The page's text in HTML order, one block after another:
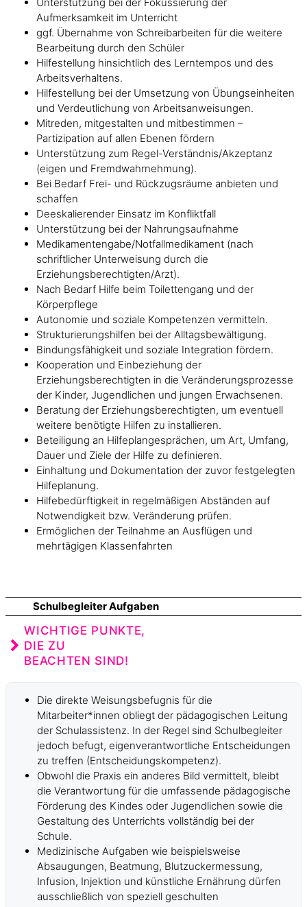
Aufmerksamkeit im Unterricht
ggf. Übernahme von Schreibarbeiten für die weitere
Bearbeitung durch den Schüler
Hilfestellung hinsichtlich des Lerntempos und des
Arbeitsverhaltens.
Hilfestellung bei der Umsetzung von Übungseinheiten
und Verdeutlichung von Arbeitsanweisungen.
Mitreden, mitgestalten und mitbestimmen –
Partizipation auf allen Ebenen fördern
Unterstützung zum Regel-Verständnis/Akzeptanz
(eigen und Fremdwahrnehmung).
Bei Bedarf Frei- und Rückzugsräume anbieten und
schaffen
Deeskalierender Einsatz im Konfliktfall
Unterstützung bei der Nahrungsaufnahme
Medikamentengabe/Notfallmedikament (nach
schriftlicher Unterweisung durch die
Erziehungsberechtigten/Arzt).
Nach Bedarf Hilfe beim Toilettengang und der
Körperpflege
Autonomie und soziale Kompetenzen vermitteln.
Strukturierungshilfen bei der Alltagsbewältigung.
Bindungsfähigkeit und soziale Integration fördern.
Kooperation und Einbeziehung der
Erziehungsberechtigten in die Veränderungsprozesse
der Kinder, Jugendlichen und jungen Erwachsenen.
Beratung der Erziehungsberechtigten, um eventuell
weitere benötigte Hilfen zu installieren.
Beteiligung an Hilfeplangesprächen, um Art, Umfang,
Dauer und Ziele der Hilfe zu definieren.
Einhaltung und Dokumentation der zuvor festgelegten
Hilfeplanung.
Hilfebedürftigkeit in regelmäßigen Abständen auf
Notwendigkeit bzw. Veränderung prüfen.
Ermöglichen der Teilnahme an Ausflügen und
mehrtägigen Klassenfahrten
Schulbegleiter Aufgaben
WICHTIGE PUNKTE,
DIE ZU
BEACHTEN SIND!
Die direkte Weisungsbefugnis für die
Mitarbeiter*innen obliegt der pädagogischen Leitung
der Schulassistenz. In der Regel sind Schulbegleiter
jedoch befugt, eigenverantwortliche Entscheidungen
zu treffen (Entscheidungskompetenz).
Obwohl die Praxis ein anderes Bild vermittelt, bleibt
die Verantwortung für die umfassende pädagogische
Förderung des Kindes oder Jugendlichen sowie die
Gestaltung des Unterrichts vollständig bei der
Schule.
Medizinische Aufgaben wie beispielsweise
Absaugungen, Beatmung, Blutzuckermessung,
Infusion, Injektion und künstliche Ernährung dürfen
ausschließlich von speziell geschulten